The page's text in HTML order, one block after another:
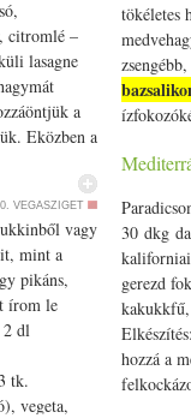
citromlé –
lasagne
a
Eközben a
VEGASZIGET
vagy
mint a
pikáns,
írom le
2 dl
tk.
vegeta,
tökéletes
tésztára
30 dkg
gerezd
hozzá a